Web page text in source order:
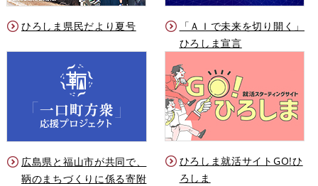
ひろしま県民だより夏号
「ＡＩで未来を切り開く」
ひろしま宣言
広島県と福山市が共同で、
鞆のまちづくりに係る寄附
ひろしま就活サイトGO!ひ
ろしま